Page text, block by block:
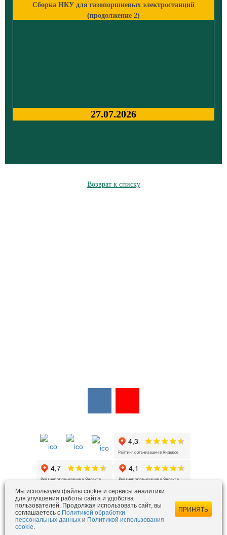
Сборка НКУ для газопоршневых электростанций
(продолжение 2)
27.07.2026
Возврат к списку
ezois@ezois-es.ru- отдел продаж
snab@ezois-es.ru- отдел комплексных поставок
office@ezois-es.ru
Мы используем файлы cookie и сервисы аналитики
для улучшения работы сайта и удобства
пользователей. Продолжая использовать сайт, вы
соглашаетесь с Политикой обработки
персональных данных и Политикой использования
cookie.
ПРИНЯТЬ